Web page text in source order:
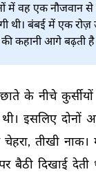
में वह एक नौजवान
थी। बंबई में एक
कहानी आगे
छाते के नीचे कुर्सीयों
थी। इसलिए दोनों
चेहरा, तीखी नाक।
बैठी दिखाई देती